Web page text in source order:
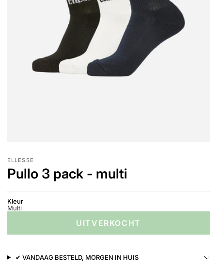
ELLESSE
Pullo 3 pack - multi
Kleur
Multi
UITVERKOCHT
✔ VANDAAG BESTELD, MORGEN IN HUIS